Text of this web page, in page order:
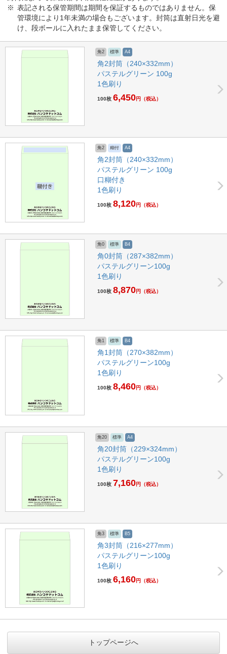
表記される保管期間は期間を保証するものではありません。保
管環境により1年未満の場合もございます。封筒は直射日光を避
け、段ボールに入れたまま保管してください。
角2 標準 A4
角2封筒（240×332mm）
パステルグリーン 100g
1色刷り
100枚 6,450円 （税込）
角2 糊付 A4
角2封筒（240×332mm）
パステルグリーン 100g
口糊付き
1色刷り
100枚 8,120円 （税込）
角0 標準 B4
角0封筒（287×382mm）
パステルグリーン100g
1色刷り
100枚 8,870円 （税込）
角1 標準 B4
角1封筒（270×382mm）
パステルグリーン100g
1色刷り
100枚 8,460円 （税込）
角20 標準 A4
角20封筒（229×324mm）
パステルグリーン100g
1色刷り
100枚 7,160円 （税込）
角3 標準 B5
角3封筒（216×277mm）
パステルグリーン100g
1色刷り
100枚 6,160円 （税込）
トップページへ